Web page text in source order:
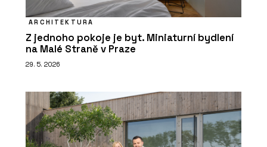
ARCHITEKTURA
Z jednoho pokoje je byt. Miniaturní bydlení
na Malé Straně v Praze
29. 5. 2026